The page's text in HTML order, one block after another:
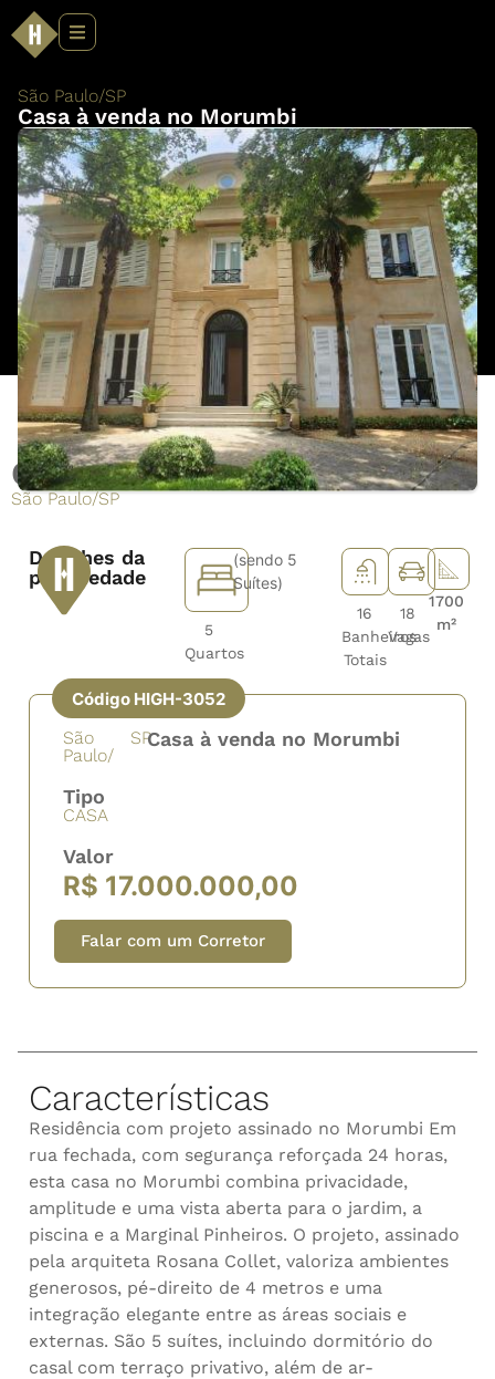
São Paulo/SP
Casa à venda no Morumbi
Casa à venda no Morumbi
São Paulo/SP
Detalhes da
propriedade
5
Quartos
(sendo 5
Suítes)
16
Banheiros
Totais
18
Vagas
1700
m²
Código HIGH-3052
São
Paulo/
SPCasa à venda no Morumbi
Tipo
CASA
Valor
R$ 17.000.000,00
Falar com um Corretor
Características
Residência com projeto assinado no Morumbi Em
rua fechada, com segurança reforçada 24 horas,
esta casa no Morumbi combina privacidade,
amplitude e uma vista aberta para o jardim, a
piscina e a Marginal Pinheiros. O projeto, assinado
pela arquiteta Rosana Collet, valoriza ambientes
generosos, pé-direito de 4 metros e uma
integração elegante entre as áreas sociais e
externas. São 5 suítes, incluindo dormitório do
casal com terraço privativo, além de ar-